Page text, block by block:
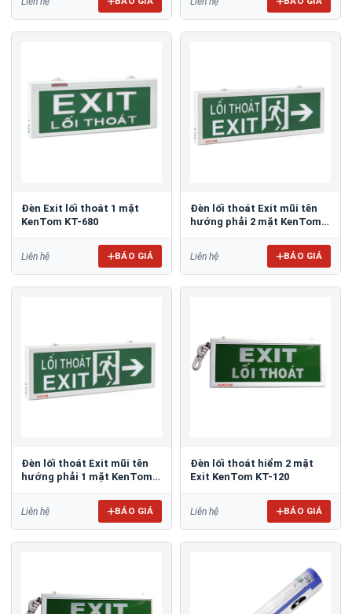
Đèn Exit lối thoát 1 mặt
KenTom KT-680
Liên hệ BÁO GIÁ
Đèn lối thoát Exit mũi tên
hướng phải 2 mặt KenTom
Liên hệ BÁO GIÁ
Đèn lối thoát Exit mũi tên
hướng phải 1 mặt KenTom
Liên hệ BÁO GIÁ
Đèn lối thoát hiểm 2 mặt
Exit KenTom KT-120
Liên hệ BÁO GIÁ